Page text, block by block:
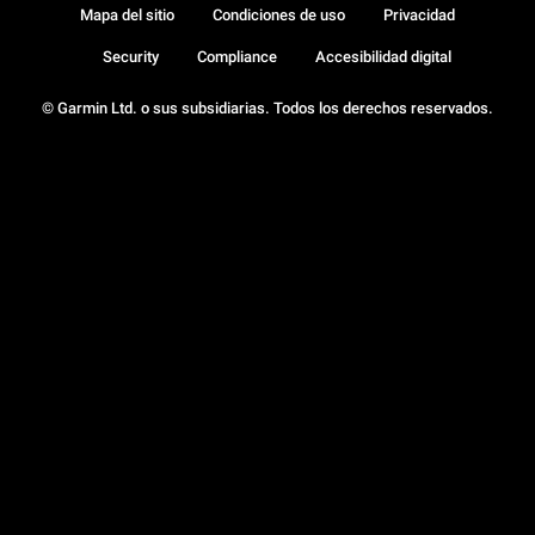
© Garmin Ltd. o sus subsidiarias. Todos los derechos reservados.
Mapa del sitio Condiciones de uso Privacidad
Security Compliance Accesibilidad digital